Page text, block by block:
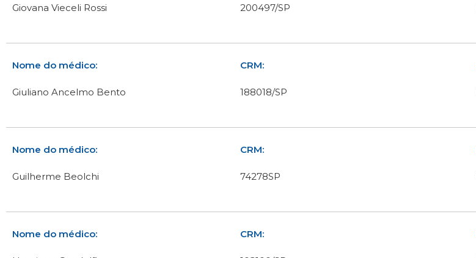
Giovana Vieceli Rossi 200497/SP
Nome do médico:
Giuliano Ancelmo Bento
CRM:
188018/SP
Nome do médico:
Guilherme Beolchi
CRM:
74278SP
Nome do médico: CRM: